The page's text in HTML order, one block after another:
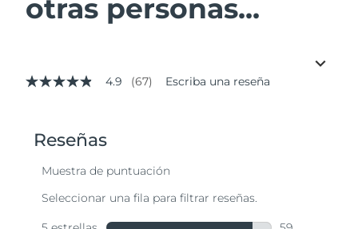
otras personas...
4.9
valor
medio
valoración.
4.9 (67) Escriba una reseña